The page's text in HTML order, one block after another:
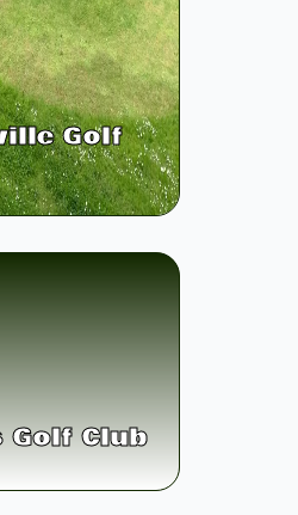
Golf
Golf Club